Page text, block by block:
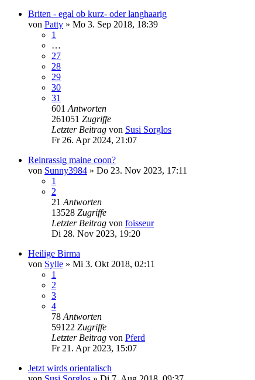
Briten - egal ob kurz- oder langhaarig
von Patty » Mo 3. Sep 2018, 18:39
1
…
27
28
29
30
31
601Antworten
261051 Zugriffe
Letzter Beitrag von Susi Sorglos
Fr 26. Apr 2024, 21:07
Reinrassig maine coon?
von Sunny3984 » Do 23. Nov 2023, 17:11
1
2
21Antworten
13528 Zugriffe
Letzter Beitrag von foisseur
Di 28. Nov 2023, 19:20
Heilige Birma
von Sylle » Mi 3. Okt 2018, 02:11
1
2
3
4
78Antworten
59122 Zugriffe
Letzter Beitrag von Pferd
Fr 21. Apr 2023, 15:07
Jetzt wirds orientalisch